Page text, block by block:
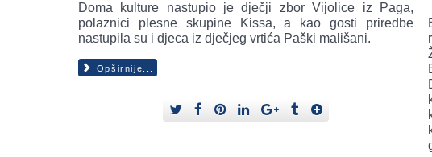
Doma kulture nastupio je dječji zbor Vijolice iz Paga,
polaznici plesne skupine Kissa, a kao gosti priredbe
nastupila su i djeca iz dječjeg vrtića Paški mališani.
Opširnije...